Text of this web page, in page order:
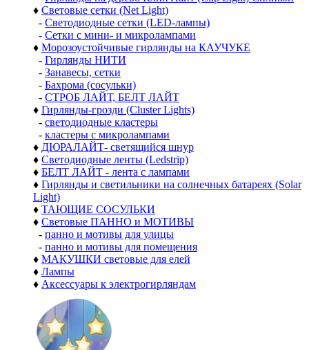
♦ Световые сетки (Net Light)
- Светодиодные сетки (LED-лампы)
- Сетки с мини- и микролампами
♦ Морозоустойчивые гирлянды на КАУЧУКЕ
- Гирлянды НИТИ
- Занавесы, сетки
- Бахрома (сосульки)
- СТРОБ ЛАЙТ, БЕЛТ ЛАЙТ
♦ Гирлянды-грозди (Cluster Lights)
- светодиодные кластеры
- кластеры с микролампами
♦ ДЮРАЛАЙТ- светящийся шнур
♦ Светодиодные ленты (Ledstrip)
♦ БЕЛТ ЛАЙТ - лента с лампами
♦ Гирлянды и светильники на солнечных батареях (Solar
Light)
♦ ТАЮЩИЕ СОСУЛЬКИ
♦ Световые ПАННО и МОТИВЫ
- панно и мотивы для улицы
- панно и мотивы для помещения
♦ МАКУШКИ световые для елей
♦ Лампы
♦ Аксессуары к электрогирляндам